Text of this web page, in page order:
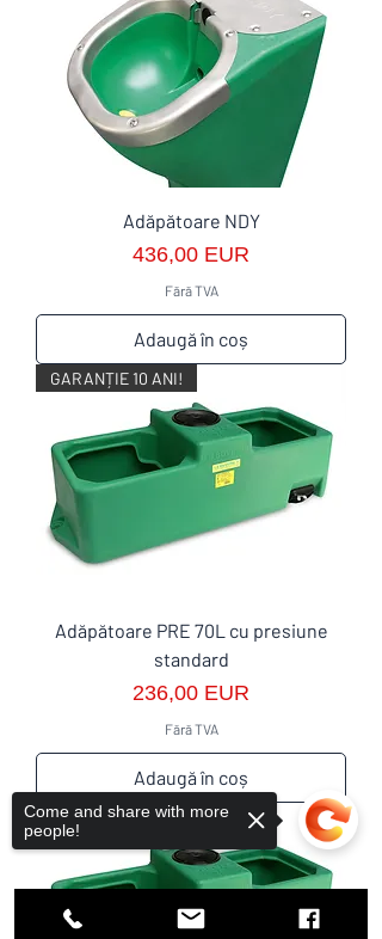
Adăpătoare NDY
Preț
436,00 EUR
Fără TVA
Adaugă în coș
GARANȚIE 10 ANI!
Adăpătoare PRE 70L cu presiune
standard
Preț
236,00 EUR
Fără TVA
Adaugă în coș
GARANȚIE 10 ANI!
Come and share with more
people!